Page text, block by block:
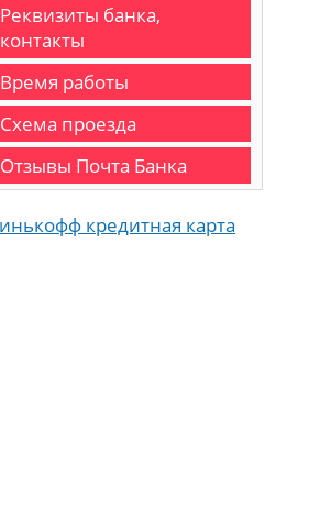
Реквизиты банка,
контакты
Время работы
Схема проезда
Отзывы Почта Банка